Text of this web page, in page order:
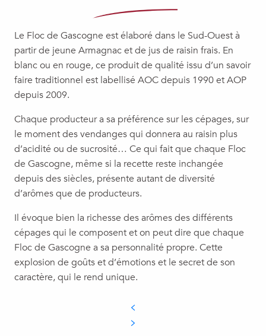
Le Floc de Gascogne est élaboré dans le Sud-Ouest à
partir de jeune Armagnac et de jus de raisin frais. En
blanc ou en rouge, ce produit de qualité issu d’un savoir
faire traditionnel est labellisé AOC depuis 1990 et AOP
depuis 2009.
Chaque producteur a sa préférence sur les cépages, sur
le moment des vendanges qui donnera au raisin plus
d’acidité ou de sucrosité… Ce qui fait que chaque Floc
de Gascogne, même si la recette reste inchangée
depuis des siècles, présente autant de diversité
d’arômes que de producteurs.
Il évoque bien la richesse des arômes des différents
cépages qui le composent et on peut dire que chaque
Floc de Gascogne a sa personnalité propre. Cette
explosion de goûts et d’émotions et le secret de son
caractère, qui le rend unique.